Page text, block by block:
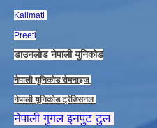
Kalimati
Preeti
डाउनलाेड नेपाली युनिकाेड
नेपाली युनिकाेड राेमनाइज
नेपाली युनिकाेड ट्रेडिसनल
नेपाली गुगल इनपुट टुल